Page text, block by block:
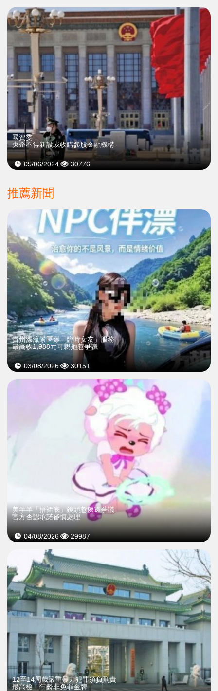
國資委：
央企不得新設或收購參股金融機構
05/06/2024 30776
推薦新聞
貴州漂流景區爆「臨時女友」服務
最高收1,988元可親抱惹爭議
03/08/2026 30151
美羊羊「捂裙底」鏡頭惹擦邊爭議
官方否認承諾審慎處理
04/08/2026 29987
12至14周歲嚴重暴力犯罪須負刑責
最高檢：年齡非免罪金牌